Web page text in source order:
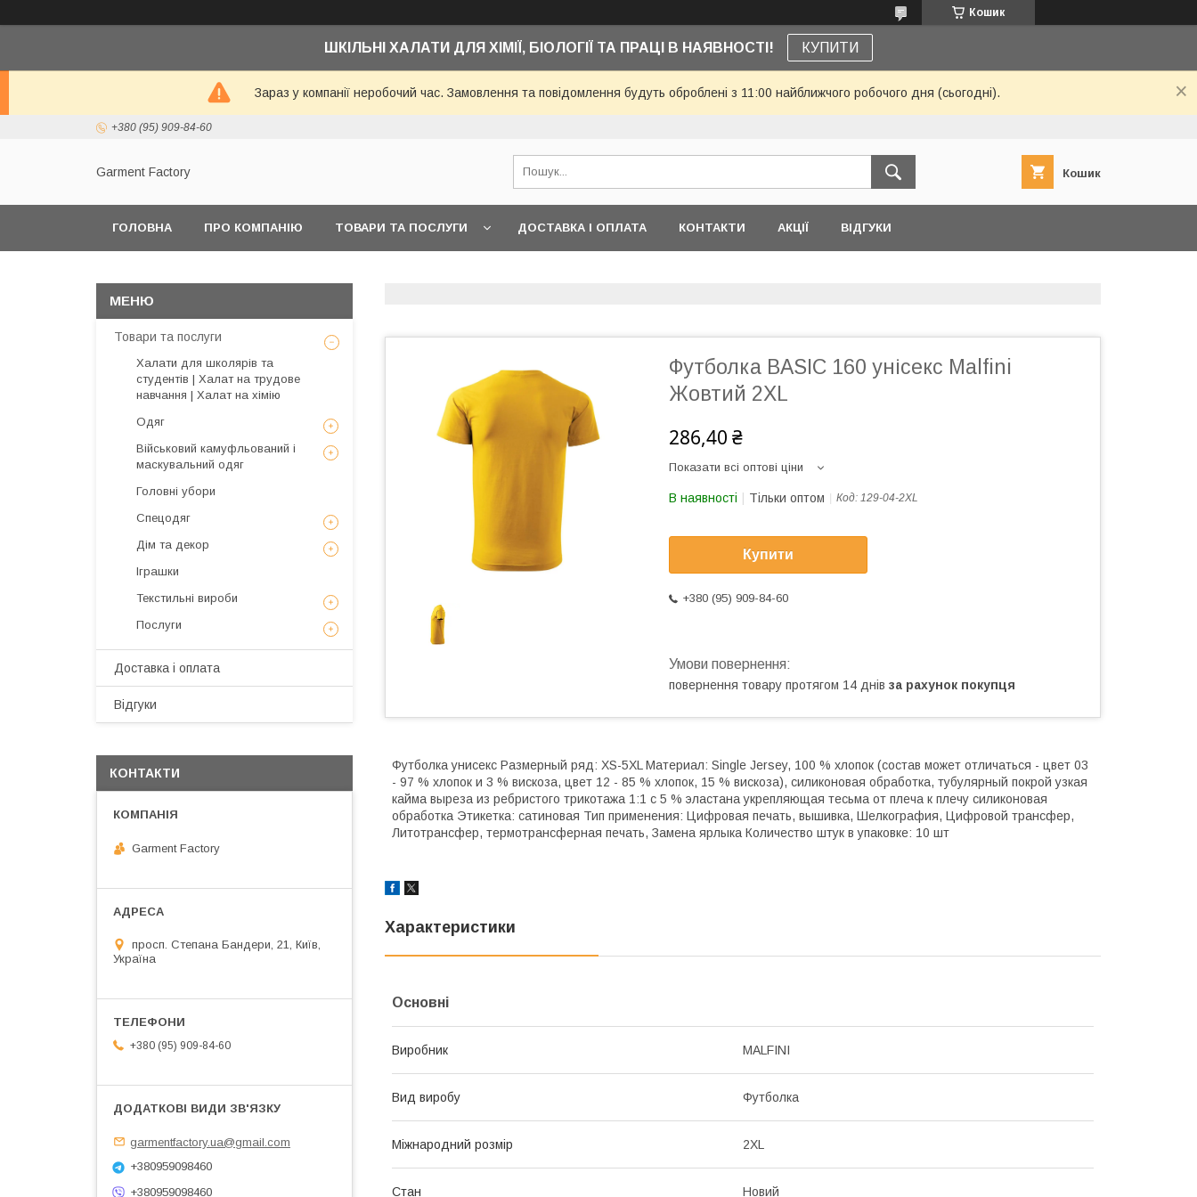
Кошик
ШКІЛЬНІ ХАЛАТИ ДЛЯ ХІМІЇ, БІОЛОГІЇ ТА ПРАЦІ В НАЯВНОСТІ! КУПИТИ
Зараз у компанії неробочий час. Замовлення та повідомлення будуть оброблені з 11:00 найближчого робочого дня (сьогодні).
+380 (95) 909-84-60
Garment Factory Кошик
ГОЛОВНА ПРО КОМПАНІЮ ТОВАРИ ТА ПОСЛУГИ ДОСТАВКА І ОПЛАТА КОНТАКТИ АКЦІЇ ВІДГУКИ
Футболка BASIC 160 унісекс Malfini
Жовтий 2XL
286,40 ₴
Показати всі оптові ціни
В наявності Тільки оптом Код: 129-04-2XL
Купити
+380 (95) 909-84-60
повернення товару протягом 14 днів за рахунок покупця
Футболка унисекс Размерный ряд: XS-5XL Материал: Single Jersey, 100 % хлопок (состав может отличаться - цвет 03
- 97 % хлопок и 3 % вискоза, цвет 12 - 85 % хлопок, 15 % вискоза), силиконовая обработка, тубулярный покрой узкая
кайма выреза из ребристого трикотажа 1:1 с 5 % эластана укрепляющая тесьма от плеча к плечу силиконовая
обработка Этикетка: сатиновая Тип применения: Цифровая печать, вышивка, Шелкография, Цифровой трансфер,
Литотрансфер, термотрансферная печать, Замена ярлыка Количество штук в упаковке: 10 шт
Характеристики
Основні
Виробник MALFINI
Вид виробу Футболка
Міжнародний розмір 2XL
Стан Новий
Товари та послуги
Халати для школярів та
студентів | Халат на трудове
навчання | Халат на хімію
Одяг
Військовий камуфльований і
маскувальний одяг
Головні убори
Спецодяг
Дім та декор
Іграшки
Текстильні вироби
Послуги
Доставка і оплата
Відгуки
КОНТАКТИ
Garment Factory
просп. Степана Бандери, 21, Київ,
Україна
+380 (95) 909-84-60
garmentfactory.ua@gmail.com
+380959098460
+380959098460